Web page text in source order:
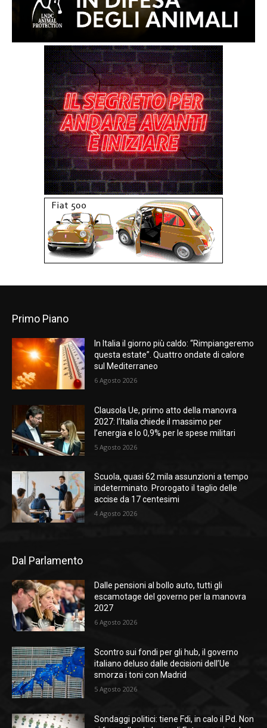
Primo Piano
In Italia il giorno più caldo: “Rimpiangeremo
questa estate”. Quattro ondate di calore
sul Mediterraneo
6 Agosto 2026
Clausola Ue, primo atto della manovra
2027: l’Italia chiede il massimo per
l’energia e lo 0,9% per le spese militari
5 Agosto 2026
Scuola, quasi 62 mila assunzioni a tempo
indeterminato. Prorogato il taglio delle
accise da 17 centesimi
4 Agosto 2026
Dal Parlamento
Dalle pensioni al bollo auto, tutti gli
escamotage del governo per la manovra
2027
6 Agosto 2026
Scontro sui fondi per gli hub, il governo
italiano deluso dalle decisioni dell’Ue
smorza i toni con Madrid
5 Agosto 2026
Sondaggi politici: tiene Fdi, in calo il Pd. Non